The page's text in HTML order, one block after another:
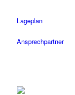
Lageplan
Ansprechpartner